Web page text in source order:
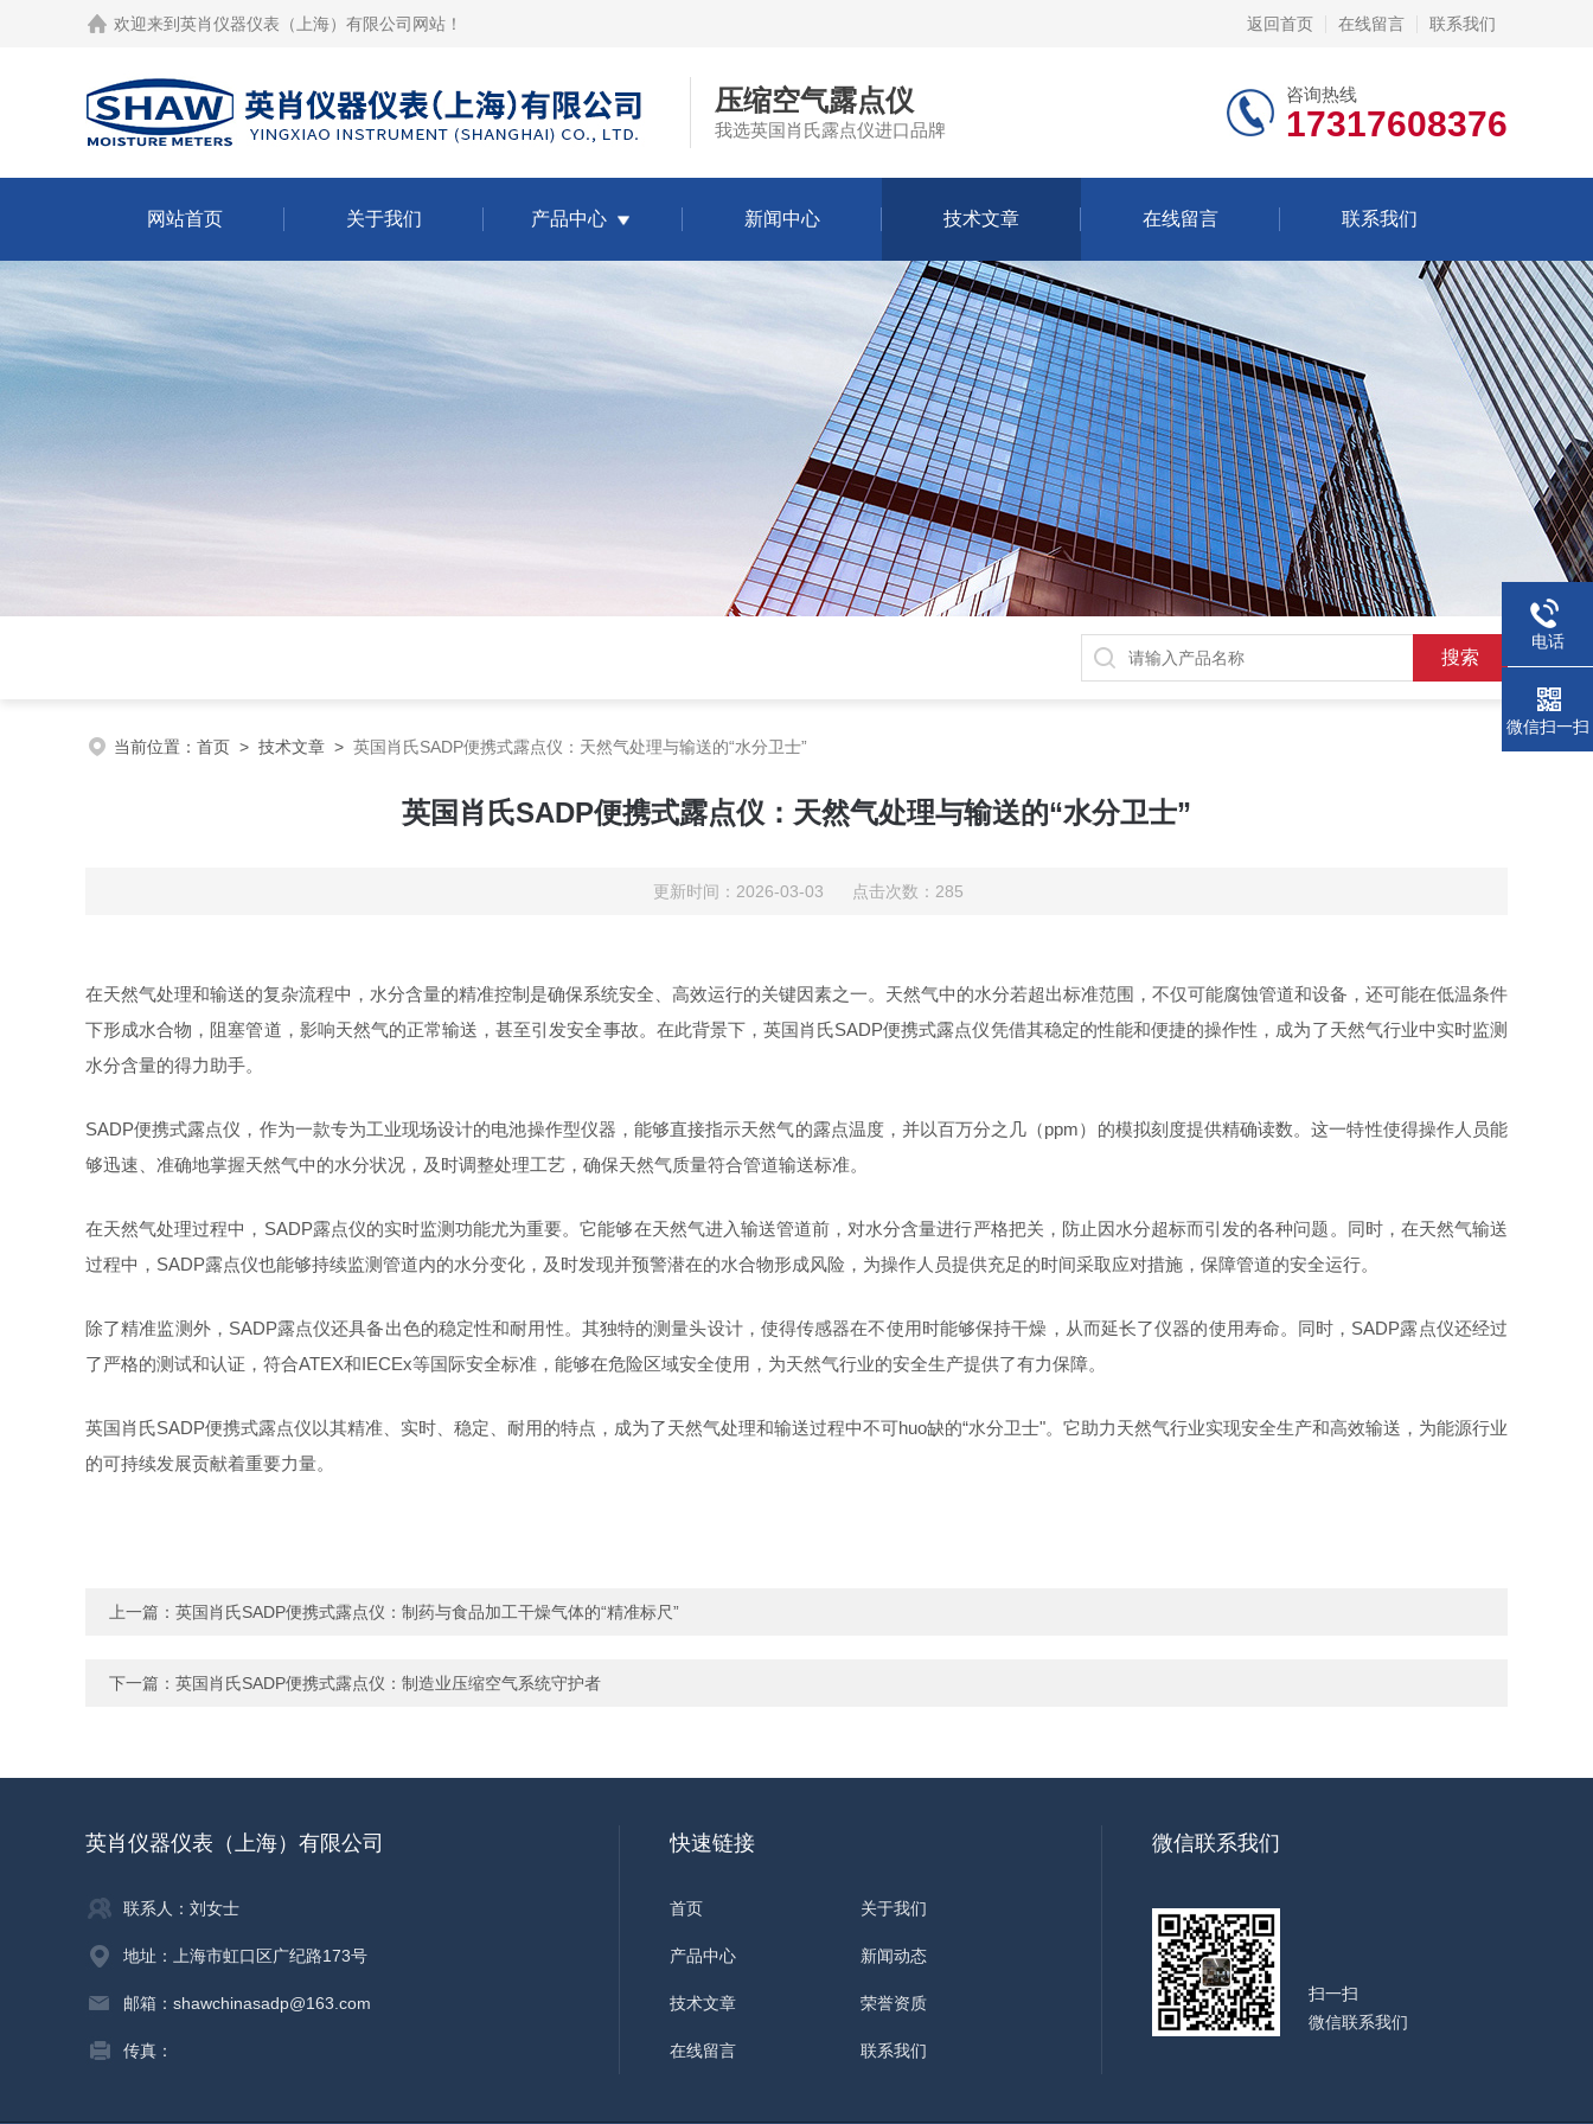
欢迎来到 英肖仪器仪表（上海）有限公司网站 ！ 返回首页 在线留言 联系我们
压缩空气露点仪
我选英国肖氏露点仪进口品牌
咨询热线
17317608376
网站首页 关于我们 产品中心 新闻中心 技术文章 在线留言 联系我们
当前位置： 首页 > 技术文章 > 英国肖氏SADP便携式露点仪：天然气处理与输送的“水分卫士”
英国肖氏SADP便携式露点仪：天然气处理与输送的“水分卫士”
更新时间：2026-03-03 点击次数：285
在天然气处理和输送的复杂流程中，水分含量的精准控制是确保系统安全、高效运行的关键因素之一。天然气中的水分若超出标准范围，不仅可能腐蚀管道和设备，还可能在低温条件
下形成水合物，阻塞管道，影响天然气的正常输送，甚至引发安全事故。在此背景下，英国肖氏SADP便携式露点仪凭借其稳定的性能和便捷的操作性，成为了天然气行业中实时监测
水分含量的得力助手。
SADP便携式露点仪，作为一款专为工业现场设计的电池操作型仪器，能够直接指示天然气的露点温度，并以百万分之几（ppm）的模拟刻度提供精确读数。这一特性使得操作人员能
够迅速、准确地掌握天然气中的水分状况，及时调整处理工艺，确保天然气质量符合管道输送标准。
在天然气处理过程中， SADP露点仪的实时监测功能尤为重要。它能够在天然气进入输送管道前，对水分含量进行严格把关，防止因水分超标而引发的各种问题。同时，在天然气输送
过程中，SADP露点仪也能够持续监测管道内的水分变化，及时发现并预警潜在的水合物形成风险，为操作人员提供充足的时间采取应对措施，保障管道的安全运行。
除了精准监测外， SADP露点仪还具备出色的稳定性和耐用性。其独特的测量头设计，使得传感器在不使用时能够保持干燥，从而延长了仪器的使用寿命。同时，SADP露点仪还经过
了严格的测试和认证，符合ATEX和IECEx等国际安全标准，能够在危险区域安全使用，为天然气行业的安全生产提供了有力保障。
英国肖氏SADP便携式露点仪以其精准、实时、稳定、耐用的特点，成为了天然气处理和输送过程中不可huo缺的“水分卫士"。它助力天然气行业实现安全生产和高效输送，为能源行业
的可持续发展贡献着重要力量。
上一篇： 英国肖氏SADP便携式露点仪：制药与食品加工干燥气体的“精准标尺”
下一篇： 英国肖氏SADP便携式露点仪：制造业压缩空气系统守护者
英肖仪器仪表（上海）有限公司
联系人：刘女士
地址：上海市虹口区广纪路173号
邮箱：shawchinasadp@163.com
传真：
快速链接
首页 关于我们
产品中心 新闻动态
技术文章 荣誉资质
在线留言 联系我们
微信联系我们
扫一扫
微信联系我们
电话
微信扫一扫